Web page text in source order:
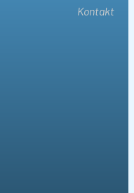
og tid. Kontakt